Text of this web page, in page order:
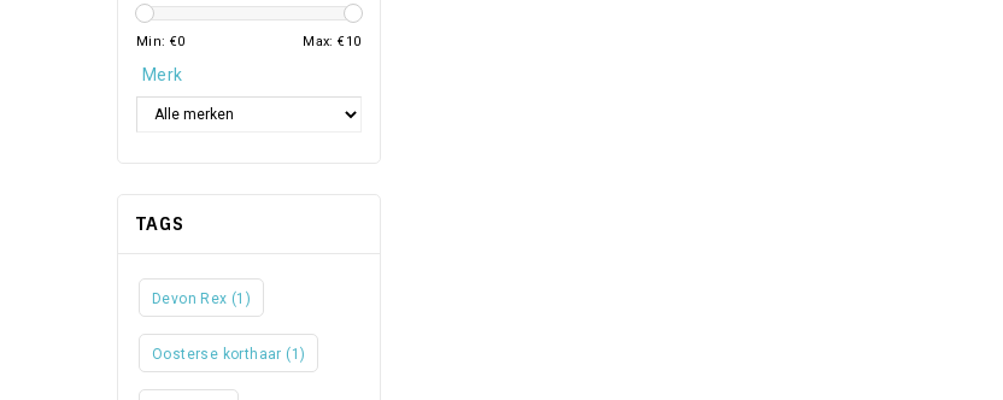
Min: €0 Max: € 10
Merk
TAGS
Devon Rex (1)
Oosterse korthaar (1)